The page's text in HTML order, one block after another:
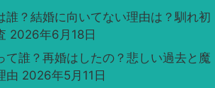
誰？結婚に向いてない理由は？馴れ初
2026年6月18日
て誰？再婚はしたの？悲しい過去と魔
由 2026年5月11日